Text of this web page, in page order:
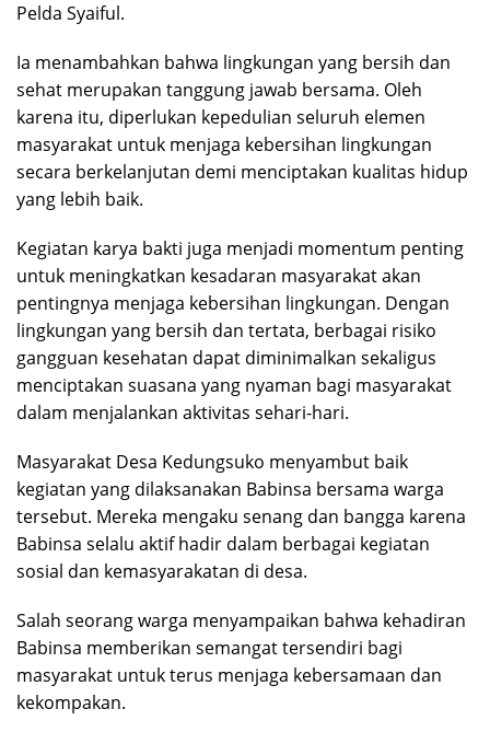
Pelda Syaiful.
Ia menambahkan bahwa lingkungan yang bersih dan
sehat merupakan tanggung jawab bersama. Oleh
karena itu, diperlukan kepedulian seluruh elemen
masyarakat untuk menjaga kebersihan lingkungan
secara berkelanjutan demi menciptakan kualitas hidup
yang lebih baik.
Kegiatan karya bakti juga menjadi momentum penting
untuk meningkatkan kesadaran masyarakat akan
pentingnya menjaga kebersihan lingkungan. Dengan
lingkungan yang bersih dan tertata, berbagai risiko
gangguan kesehatan dapat diminimalkan sekaligus
menciptakan suasana yang nyaman bagi masyarakat
dalam menjalankan aktivitas sehari-hari.
Masyarakat Desa Kedungsuko menyambut baik
kegiatan yang dilaksanakan Babinsa bersama warga
tersebut. Mereka mengaku senang dan bangga karena
Babinsa selalu aktif hadir dalam berbagai kegiatan
sosial dan kemasyarakatan di desa.
Salah seorang warga menyampaikan bahwa kehadiran
Babinsa memberikan semangat tersendiri bagi
masyarakat untuk terus menjaga kebersamaan dan
kekompakan.